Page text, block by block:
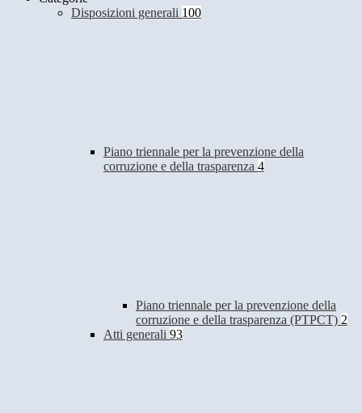
Disposizioni generali 100
Piano triennale per la prevenzione della
corruzione e della trasparenza 4
Piano triennale per la prevenzione della
corruzione e della trasparenza (PTPCT) 2
Atti generali 93